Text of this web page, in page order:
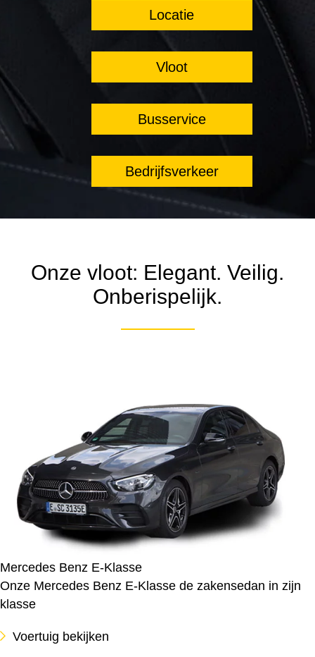
Locatie
Vloot
Busservice
Bedrijfsverkeer
Onze vloot: Elegant. Veilig.
Onberispelijk.
Mercedes Benz E-Klasse
Onze Mercedes Benz E-Klasse de zakensedan in zijn
klasse
Voertuig bekijken